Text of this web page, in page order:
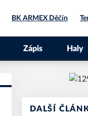
BK ARMEX Děčín
Zápis Haly
DALŠÍ